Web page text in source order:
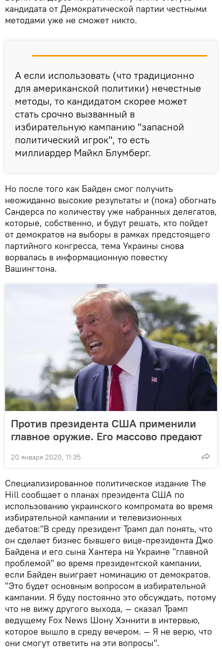
кандидата от Демократической партии честными
методами уже не сможет никто.
А если использовать (что традиционно
для американской политики) нечестные
методы, то кандидатом скорее может
стать срочно вызванный в
избирательную кампанию "запасной
политический игрок", то есть
миллиардер Майкл Блумберг.
Но после того как Байден смог получить
неожиданно высокие результаты и (пока) обогнать
Сандерса по количеству уже набранных делегатов,
которые, собственно, и будут решать, кто пойдет
от демократов на выборы в рамках предстоящего
партийного конгресса, тема Украины снова
ворвалась в информационную повестку
Вашингтона.
Против президента США применили
главное оружие. Его массово предают
20 января 2020, 11:35
Специализированное политическое издание The
Hill сообщает о планах президента США по
использованию украинского компромата во время
избирательной кампании и телевизионных
дебатов:"В среду президент Трамп дал понять, что
он сделает бизнес бывшего вице-президента Джо
Байдена и его сына Хантера на Украине "главной
проблемой" во время президентской кампании,
если Байден выиграет номинацию от демократов.
"Это будет основным вопросом в избирательной
кампании. Я буду постоянно это обсуждать, потому
что не вижу другого выхода, — сказал Трамп
ведущему Fox News Шону Хэннити в интервью,
которое вышло в среду вечером. — Я не верю, что
они смогут ответить на эти вопросы".